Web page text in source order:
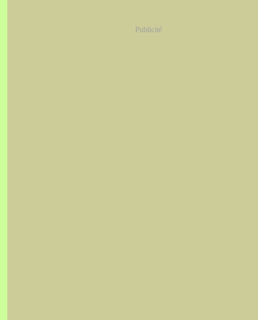
Publicité